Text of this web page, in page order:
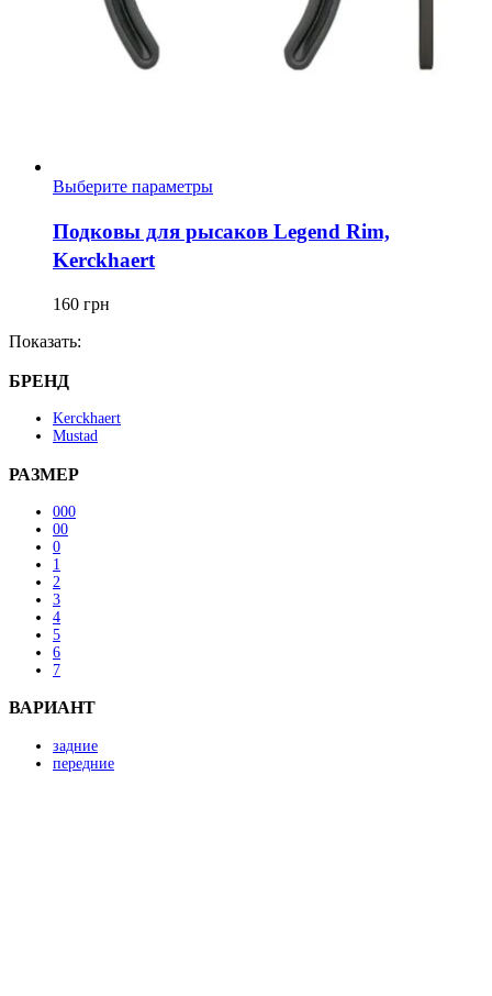
Выберите параметрыЭтот
имеет
несколько
Подковы для рысаков Legend Rim,
Kerckhaert
160 грн
Показать:
БРЕНД
Kerckhaert
Mustad
РАЗМЕР
000
00
0
1
2
3
4
5
6
7
ВАРИАНТ
задние
передние